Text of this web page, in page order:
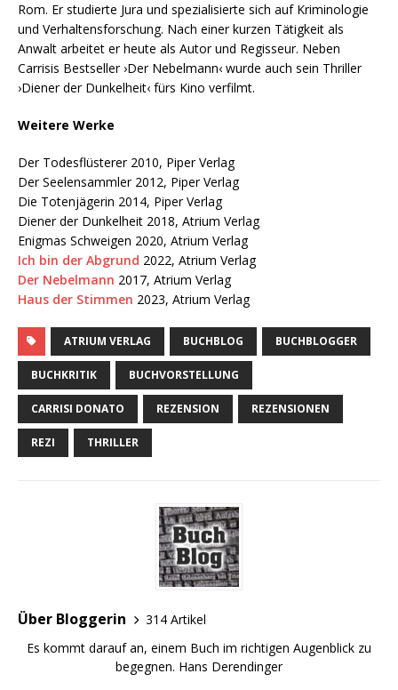
Rom. Er studierte Jura und spezialisierte sich auf Kriminologie
und Verhaltensforschung. Nach einer kurzen Tätigkeit als
Anwalt arbeitet er heute als Autor und Regisseur. Neben
Carrisis Bestseller ›Der Nebelmann‹ wurde auch sein Thriller
›Diener der Dunkelheit‹ fürs Kino verfilmt.
Weitere Werke
Der Todesflüsterer 2010, Piper Verlag
Der Seelensammler 2012, Piper Verlag
Die Totenjägerin 2014, Piper Verlag
Diener der Dunkelheit 2018, Atrium Verlag
Enigmas Schweigen 2020, Atrium Verlag
Ich bin der Abgrund 2022, Atrium Verlag
Der Nebelmann 2017, Atrium Verlag
Haus der Stimmen 2023, Atrium Verlag
ATRIUM VERLAG BUCHBLOG BUCHBLOGGER
BUCHKRITIK BUCHVORSTELLUNG
CARRISI DONATO REZENSION REZENSIONEN
REZI THRILLER
Über Bloggerin
314 Artikel
Es kommt darauf an, einem Buch im richtigen Augenblick zu
begegnen. Hans Derendinger